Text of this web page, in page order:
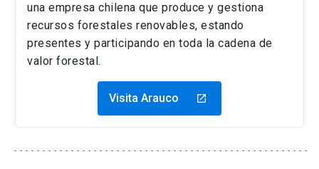
una empresa chilena que produce y gestiona
recursos forestales renovables, estando
presentes y participando en toda la cadena de
valor forestal.
Visita Arauco launch